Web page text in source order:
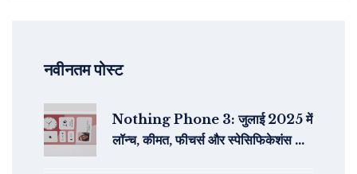
नवीनतम पोस्ट
Nothing Phone 3: जुलाई 2025 में
लॉन्च, कीमत, फीचर्स और स्पेसिफिकेशंस की